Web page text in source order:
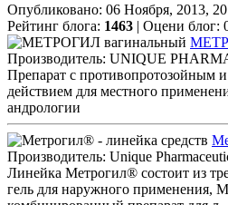
Опубликовано: 06 Ноября, 2013,
Рейтинг блога: 1463 | Оцени блог:
Производитель: UNIQUE
Препарат с противопротозойным
действием для местного
андрологии
Производитель: Unique
Линейка Метрогил® состоит из
гель для наружного применения,